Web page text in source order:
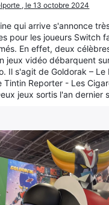
, le 13 octobre 2024
qui arrive s'annonce
pour les joueurs Switch
En effet, deux
jeux vidéo débarquent
Il s'agit de Goldorak – Le
Tintin Reporter - Les
jeux sortis l'an dernier